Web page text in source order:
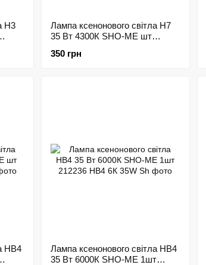
H3
Лампа ксенонового світла H7
35 Вт 4300К SHO-ME шт
350 грн
HВ4
Лампа ксенонового світла HВ4
35 Вт 6000К SHO-ME 1шт